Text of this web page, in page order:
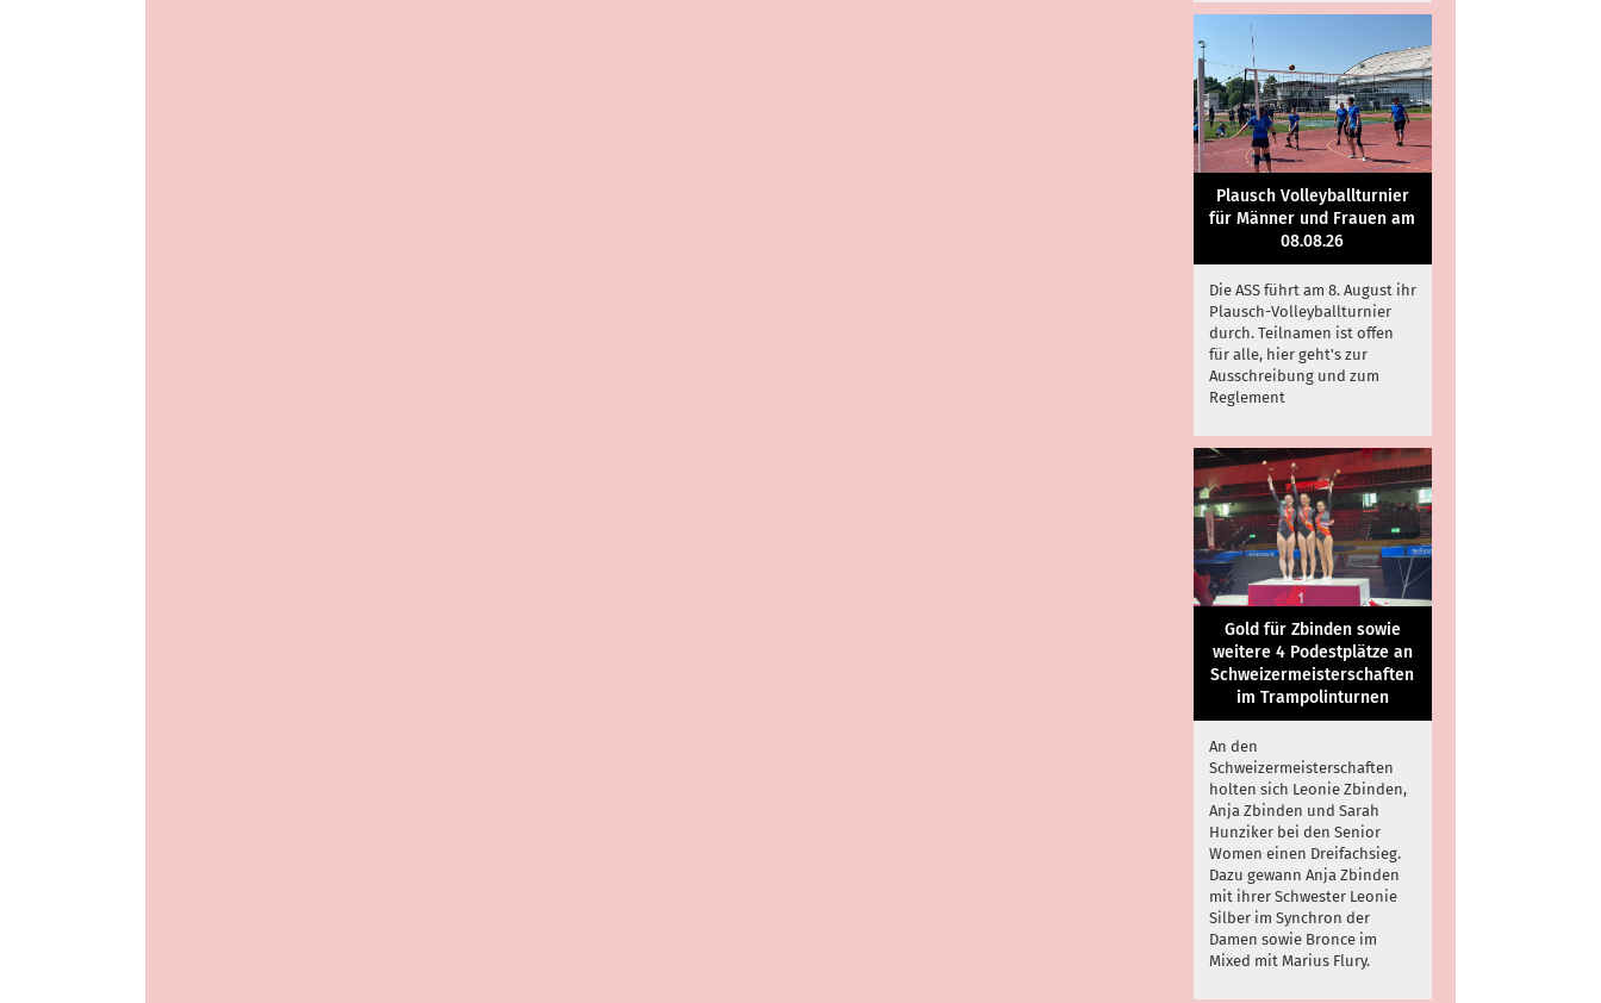
Plausch Volleyballturnier
für Männer und Frauen am
08.08.26
Die ASS führt am 8. August ihr
Plausch-Volleyballturnier
durch. Teilnamen ist offen
für alle, hier geht's zur
Ausschreibung und zum
Reglement
Gold für Zbinden sowie
weitere 4 Podestplätze an
Schweizermeisterschaften
im Trampolinturnen
An den
Schweizermeisterschaften
holten sich Leonie Zbinden,
Anja Zbinden und Sarah
Hunziker bei den Senior
Women einen Dreifachsieg.
Dazu gewann Anja Zbinden
mit ihrer Schwester Leonie
Silber im Synchron der
Damen sowie Bronce im
Mixed mit Marius Flury.